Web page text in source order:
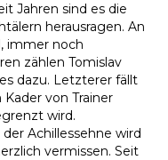
Jahren sind es die
herausragen. An
immer noch
zählen Tomislav
dazu. Letzterer fällt
von Trainer
wird.
Achillessehne wird
vermissen. Seit